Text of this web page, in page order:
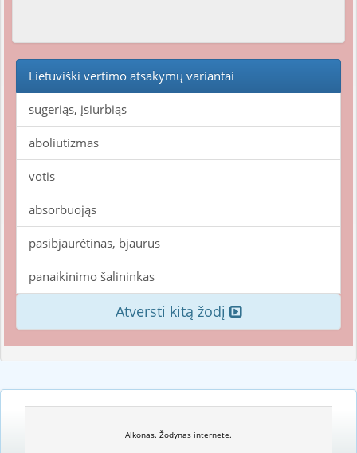
Lietuviški vertimo atsakymų variantai
sugeriąs, įsiurbiąs
aboliutizmas
votis
absorbuojąs
pasibjaurėtinas, bjaurus
panaikinimo šalininkas
Atversti kitą žodį
Alkonas. Žodynas internete.